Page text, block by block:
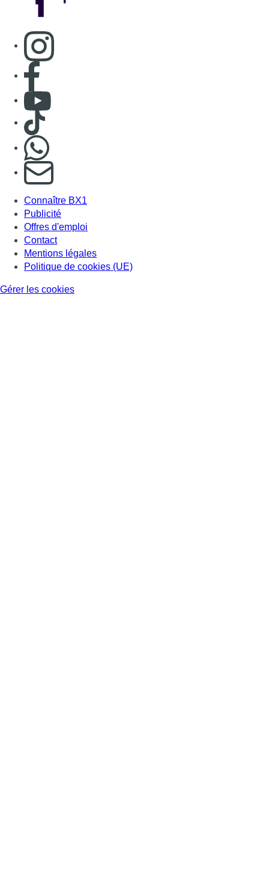
Consulter page Instagram
Consulter page Facebook
Consulter Youtube
Consulter TikTok
S'abonner à notre newsletter
Connaître BX1
Publicité
Offres d'emploi
Contact
Mentions légales
Politique de cookies (UE)
Gérer les cookies